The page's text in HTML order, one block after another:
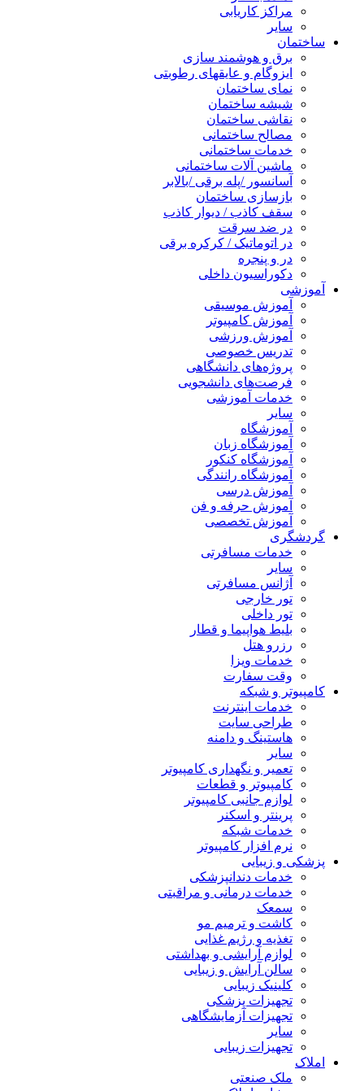
مراکز کاریابی
سایر
ساختمان
برق و هوشمند سازی
ایزوگام و عایقهای رطوبتی
نمای ساختمان
شیشه ساختمان
نقاشی ساختمان
مصالح ساختمانی
خدمات ساختمانی
ماشین آلات ساختمانی
آسانسور /پله برقی /بالابر
بازسازی ساختمان
سقف کاذب / دیوار کاذب
در ضد سرقت
در اتوماتیک / کرکره برقی
در و پنجره
دکوراسیون داخلی
آموزشی
آموزش موسیقی
آموزش کامپیوتر
آموزش ورزشی
تدریس خصوصی
پروژه‌های دانشگاهی
فرصت‌های دانشجویی
خدمات آموزشی
سایر
آموزشگاه
آموزشگاه زبان
آموزشگاه کنکور
آموزشگاه رانندگی
آموزش درسی
آموزش حرفه و فن
آموزش تخصصی
گردشگری
خدمات مسافرتی
سایر
آژانس مسافرتی
تور خارجی
تور داخلی
بلیط هواپیما و قطار
رزرو هتل
خدمات ویزا
وقت سفارت
کامپیوتر و شبکه
خدمات اینترنت
طراحی سایت
هاستینگ و دامنه
سایر
تعمیر و نگهداری کامپیوتر
کامپیوتر و قطعات
لوازم جانبی کامپیوتر
پرینتر و اسکنر
خدمات شبکه
نرم افزار کامپیوتر
پزشکی و زیبایی
خدمات دندانپزشکی
خدمات درمانی و مراقبتی
سمعک
کاشت و ترمیم مو
تغذیه و رژیم غذایی
لوازم آرایشی و بهداشتی
سالن آرایش و زیبایی
کلینیک زیبایی
تجهیزات پزشکی
تجهیزات آزمایشگاهی
سایر
تجهیزات زیبایی
املاک
ملک صنعتی